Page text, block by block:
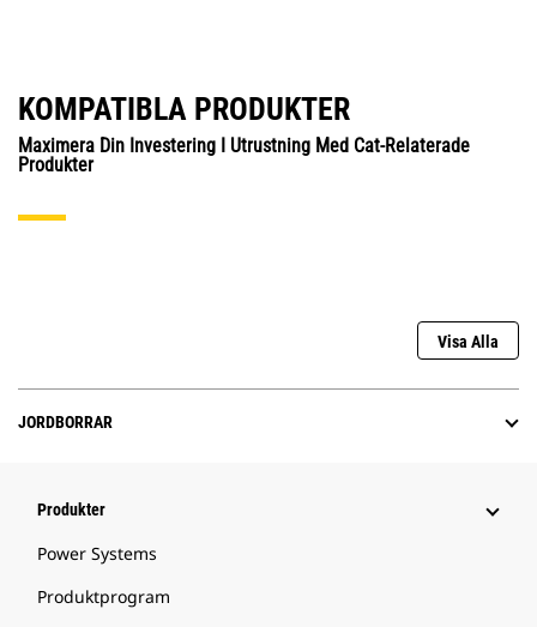
KOMPATIBLA PRODUKTER
Maximera Din Investering I Utrustning Med Cat-Relaterade
Produkter
Visa Alla
JORDBORRAR
Produkter
Power Systems
Produktprogram